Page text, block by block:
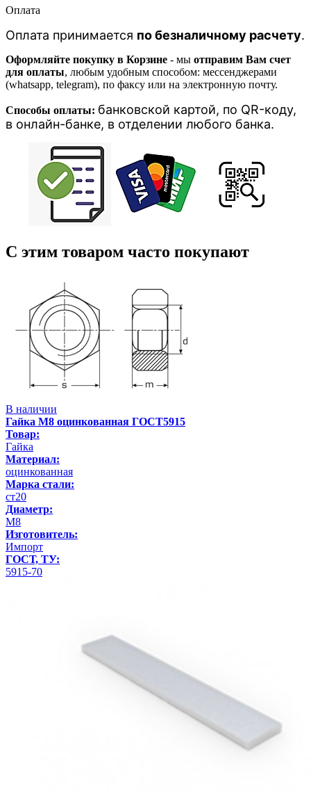
Оплата
Оплата принимается по безналичному расчету.
Оформляйте покупку в Корзине - мы отправим Вам счет
для оплаты, любым удобным способом: мессенджерами
(whatsapp, telegram), по факсу или на электронную почту.
Способы оплаты: банковской картой, по QR-коду,
в онлайн-банке, в отделении любого банка.
С этим товаром часто покупают
В наличии
Гайка М8 оцинкованная ГОСТ5915
Товар:
Гайка
Материал:
оцинкованная
Марка стали:
ст20
Диаметр:
М8
Изготовитель:
Импорт
ГОСТ, ТУ:
5915-70